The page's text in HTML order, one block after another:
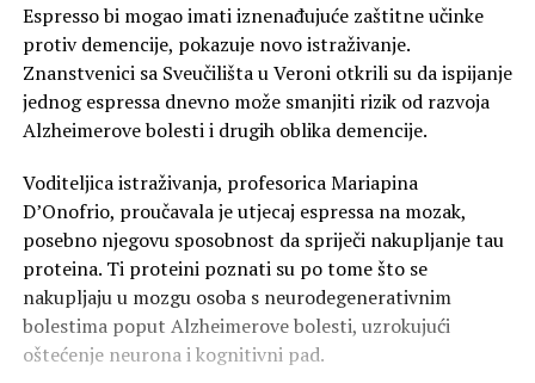
Espresso bi mogao imati iznenađujuće zaštitne učinke
protiv demencije, pokazuje novo istraživanje.
Znanstvenici sa Sveučilišta u Veroni otkrili su da ispijanje
jednog espressa dnevno može smanjiti rizik od razvoja
Alzheimerove bolesti i drugih oblika demencije.
Voditeljica istraživanja, profesorica Mariapina
D’Onofrio, proučavala je utjecaj espressa na mozak,
posebno njegovu sposobnost da spriječi nakupljanje tau
proteina. Ti proteini poznati su po tome što se
nakupljaju u mozgu osoba s neurodegenerativnim
bolestima poput Alzheimerove bolesti, uzrokujući
oštećenje neurona i kognitivni pad.